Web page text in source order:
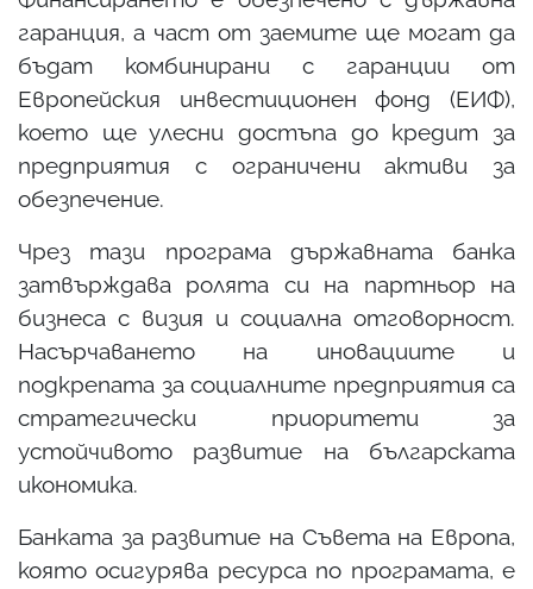
гаранция, а част от заемите ще могат да
бъдат комбинирани с гаранции от
Европейския инвестиционен фонд (ЕИФ),
което ще улесни достъпа до кредит за
предприятия с ограничени активи за
обезпечение.
Чрез тази програма държавната банка
затвърждава ролята си на партньор на
бизнеса с визия и социална отговорност.
Насърчаването на иновациите и
подкрепата за социалните предприятия са
стратегически приоритети за
устойчивото развитие на българската
икономика.
Банката за развитие на Съвета на Европа,
която осигурява ресурса по програмата, е